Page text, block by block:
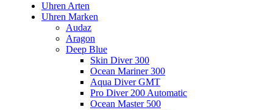
Uhren Arten
Uhren Marken
Audaz
Aragon
Deep Blue
Skin Diver 300
Ocean Mariner 300
Aqua Diver GMT
Pro Diver 200 Automatic
Ocean Master 500